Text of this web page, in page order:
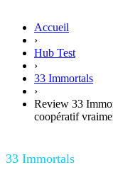
Accueil
›
Hub Test
›
33 Immortals
›
Review 33
coopératif
33 Immortals